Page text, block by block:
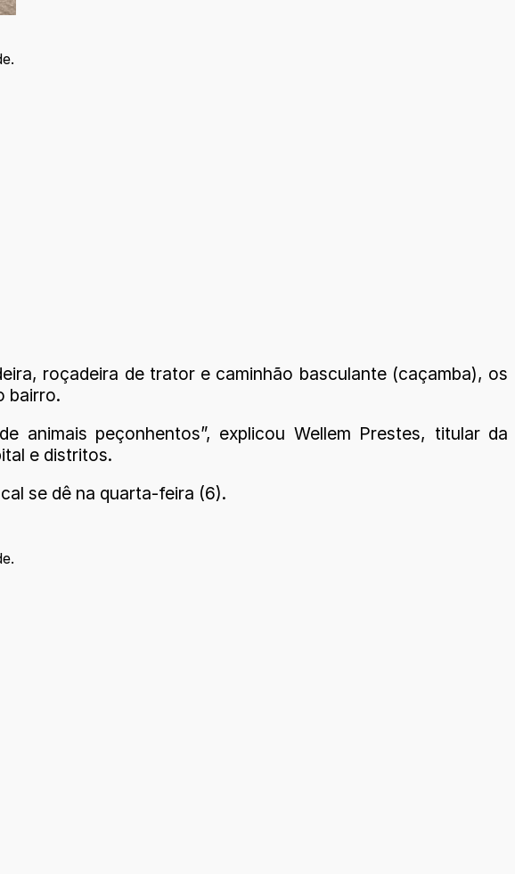
roçadeira de trator e caminhão basculante (caçamba), os
bairro.
animais peçonhentos”, explicou Wellem Prestes, titular da
e distritos.
se dê na quarta-feira (6).